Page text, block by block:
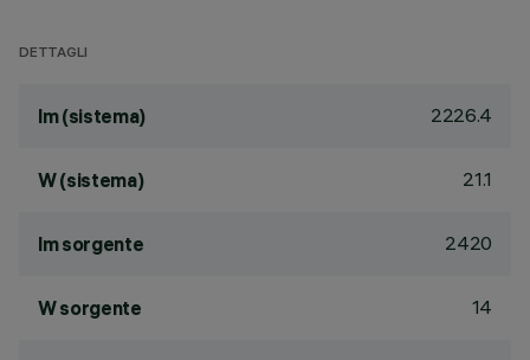
DETTAGLI
lm (sistema) 2226.4
W (sistema) 21.1
lm sorgente 2420
W sorgente 14